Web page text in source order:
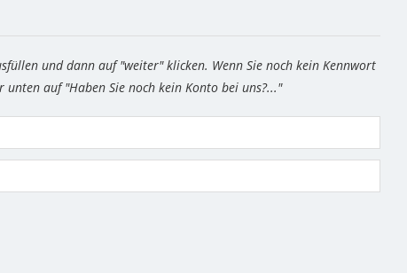
und dann auf "weiter" klicken. Wenn Sie noch kein Kennwort
auf "Haben Sie noch kein Konto bei uns?..."